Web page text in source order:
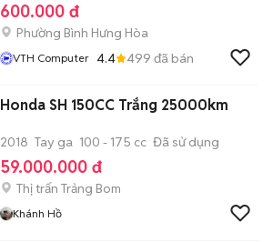
600.000 đ
Phường Bình Hưng Hòa
VTH Computer 4.4 499 đã bán
Honda SH 150CC Trắng 25000km
2018 Tay ga 100 - 175 cc Đã sử dụng
59.000.000 đ
Thị trấn Trảng Bom
Khánh Hồ